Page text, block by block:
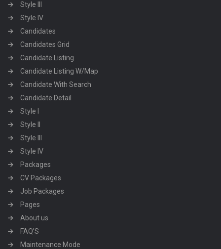
Style III
Style IV
Candidates
Candidates Grid
Candidate Listing
Candidate Listing W/Map
Candidate With Search
Candidate Detail
Style I
Style II
Style III
Style IV
Packages
CV Packages
Job Packages
Pages
About us
FAQ’S
Maintenance Mode